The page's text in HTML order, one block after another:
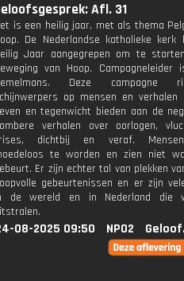
Afl. 31
is een heilig jaar, met als thema
De Nederlandse katholieke
Jaar aangegrepen om te
van Hoop. Campagneleider
Deze campagne
op mensen en verhalen
en tegenwicht bieden aan de
verhalen over oorlogen,
dichtbij en veraf.
te worden en zien niet
Er zijn echter tal van plekken
gebeurtenissen en er zijn
de wereld en in Nederland die
08-2025 09:50 NPO2